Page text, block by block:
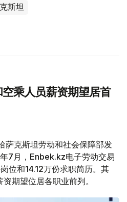
斯坦
乘人员薪资期望居首
萨克斯坦劳动和社会保障部发
7月，Enbek.kz电子劳动交易
位和14.12万份求职简历。其
期望位居各职业前列。